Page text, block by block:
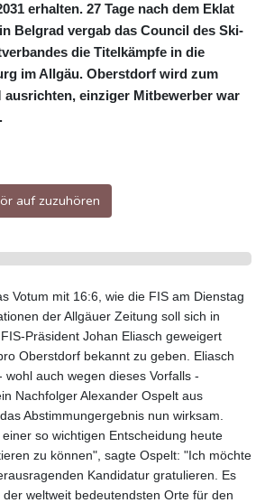
erhalten. 27 Tage nach dem Eklat
Belgrad vergab das Council des Ski-
die Titelkämpfe in die
im Allgäu. Oberstdorf wird zum
ausrichten, einziger Mitbewerber war
auf zuzuhören
Votum mit 16:6, wie die FIS am Dienstag
der Allgäuer Zeitung soll sich in
Präsident Johan Eliasch geweigert
Oberstdorf bekannt zu geben. Eliasch
wohl auch wegen dieses Vorfalls -
Nachfolger Alexander Ospelt aus
Abstimmungergebnis nun wirksam.
so wichtigen Entscheidung heute
zu können", sagte Ospelt: "Ich möchte
Kandidatur gratulieren. Es
weltweit bedeutendsten Orte für den